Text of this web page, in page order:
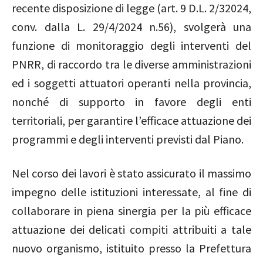
recente disposizione di legge (art. 9 D.L. 2/32024,
conv. dalla L. 29/4/2024 n.56), svolgerà una
funzione di monitoraggio degli interventi del
PNRR, di raccordo tra le diverse amministrazioni
ed i soggetti attuatori operanti nella provincia,
nonché di supporto in favore degli enti
territoriali, per garantire l’efficace attuazione dei
programmi e degli interventi previsti dal Piano.
Nel corso dei lavori è stato assicurato il massimo
impegno delle istituzioni interessate, al fine di
collaborare in piena sinergia per la più efficace
attuazione dei delicati compiti attribuiti a tale
nuovo organismo, istituito presso la Prefettura